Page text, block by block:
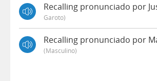
Recalling pronunciado por
Garoto)
Recalling pronunciado por
(masculino)